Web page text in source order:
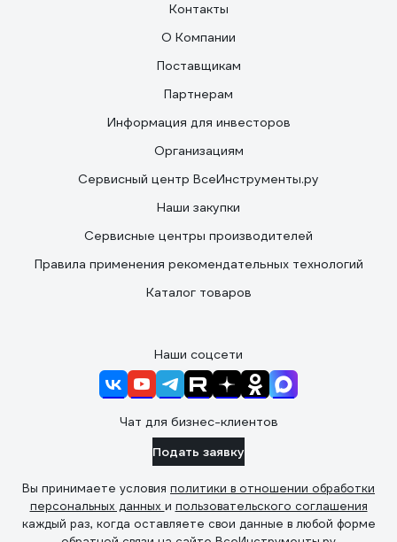
Контакты
О Компании
Поставщикам
Партнерам
Информация для инвесторов
Организациям
Сервисный центр ВсеИнструменты.ру
Наши закупки
Сервисные центры производителей
Правила применения рекомендательных технологий
Каталог товаров
Наши соцсети
Чат для бизнес-клиентов
Подать заявку
Вы принимаете условия политики в отношении обработки
персональных данных и пользовательского соглашения
каждый раз, когда оставляете свои данные в любой форме